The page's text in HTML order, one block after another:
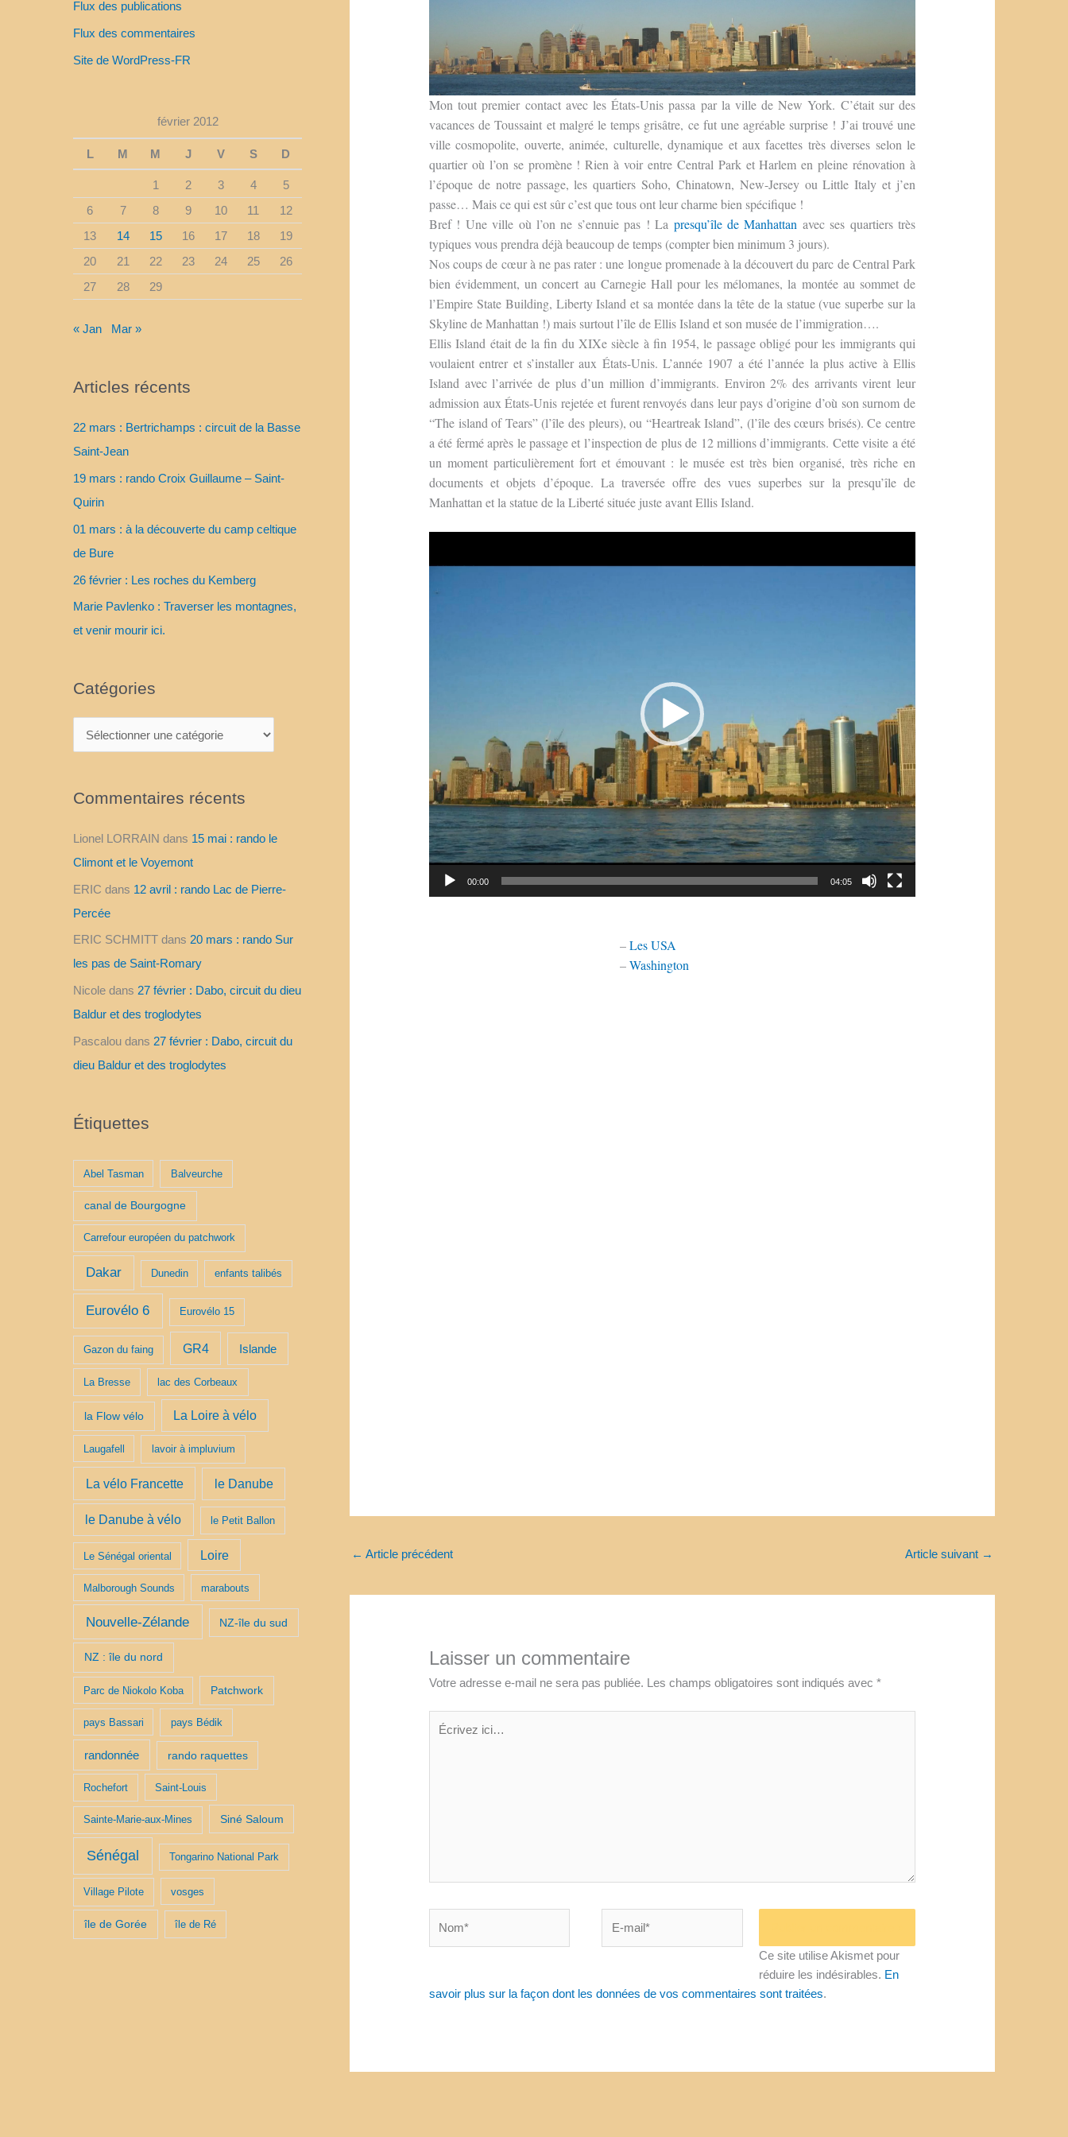
c
h
e
Flux des publications
Flux des commentaires
Site de WordPress-FR
février 2012
L M M J V S D
1 2 3 4
5
6
7 8 9 10 11
12
13
14 15 16 17 18
19
20
21 22 23 24 25
26
27
28 29
« Jan Mar »
Articles récents
22 mars : Bertrichamps : circuit de la Basse
Saint-Jean
19 mars : rando Croix Guillaume – Saint-
Quirin
01 mars : à la découverte du camp celtique
de Bure
26 février : Les roches du Kemberg
Marie Pavlenko : Traverser les montagnes,
et venir mourir ici.
Catégories
a
é
o
r
i
e
s
Commentaires récents
Lionel LORRAIN dans 15 mai : rando le
Climont et le Voyemont
ERIC dans 12 avril : rando Lac de Pierre-
Percée
ERIC SCHMITT dans 20 mars : rando Sur
les pas de Saint-Romary
Nicole dans 27 février : Dabo, circuit du dieu
Baldur et des troglodytes
Pascalou dans 27 février : Dabo, circuit du
dieu Baldur et des troglodytes
Étiquettes
Abel Tasman Balveurche
canal de Bourgogne
Carrefour européen du patchwork
Dakar Dunedin enfants talibés
Eurovélo 6 Eurovélo 15
Gazon du faing GR4 Islande
La Bresse lac des Corbeaux
la Flow vélo La Loire à vélo
Laugafell lavoir à impluvium
La vélo Francette le Danube
le Danube à vélo le Petit Ballon
Le Sénégal oriental Loire
Malborough Sounds marabouts
Nouvelle-Zélande NZ-île du sud
NZ : île du nord
Parc de Niokolo Koba Patchwork
pays Bassari pays Bédik
randonnée rando raquettes
Rochefort Saint-Louis
Sainte-Marie-aux-Mines Siné Saloum
Sénégal Tongarino National Park
Village Pilote vosges
île de Gorée île de Ré
Mon tout premier contact avec les États-Unis passa par la ville de New York. C’était sur des
vacances de Toussaint et malgré le temps grisâtre, ce fut une agréable surprise ! J’ai trouvé une
ville cosmopolite, ouverte, animée, culturelle, dynamique et aux facettes très diverses selon le
quartier où l’on se promène ! Rien à voir entre Central Park et Harlem en pleine rénovation à
l’époque de notre passage, les quartiers Soho, Chinatown, New-Jersey ou Little Italy et j’en
passe… Mais ce qui est sûr c’est que tous ont leur charme bien spécifique !
Bref ! Une ville où l’on ne s’ennuie pas ! La presqu’île de Manhattan avec ses quartiers très
typiques vous prendra déjà beaucoup de temps (compter bien minimum 3 jours).
Nos coups de cœur à ne pas rater : une longue promenade à la découvert du parc de Central Park
bien évidemment, un concert au Carnegie Hall pour les mélomanes, la montée au sommet de
l’Empire State Building, Liberty Island et sa montée dans la tête de la statue (vue superbe sur la
Skyline de Manhattan !) mais surtoutl’île de Ellis Island et son musée de l’immigration….
Ellis Island était de la fin du XIXe siècle à fin 1954, le passage obligé pour les immigrants qui
voulaient entrer et s’installer aux États-Unis. L’année 1907 a été l’année la plus active à Ellis
Island avec l’arrivée de plus d’un million d’immigrants. Environ 2% des arrivants virent leur
admission aux États-Unis rejetée et furent renvoyés dans leur pays d’origine d’où son surnom de
“The island of Tears” (l’île des pleurs), ou “Heartreak Island”, (l’île des cœurs brisés). Ce centre
a été fermé après le passage et l’inspection de plus de 12 millions d’immigrants. Cette visite a été
un moment particulièrement fort et émouvant : le musée est très bien organisé, très riche en
documents et objets d’époque. La traversée offre des vues superbes sur la presqu’île de
Manhattan et la statue de la Liberté située juste avant Ellis Island.
00:00 04:05
–Les USA
–Washington
← Article précédent Article suivant →
Laisser un commentaire
Votre adresse e-mail ne sera pas publiée. Les champs obligatoires sont indiqués avec*
ici…
mail*
Ce site utilise Akismet pour
réduire les indésirables. En
savoir plus sur la façon dont les données de vos commentaires sont traitées.